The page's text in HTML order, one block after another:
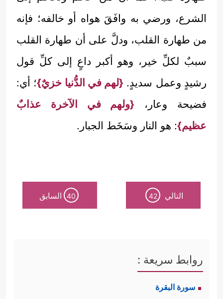
الشرع، ورضي به وافَقَ هواه أو خالفه؛ فإنه
من طهارة القلب، ودلَّ على أن طهارة القلب
سببٌ لكلِّ خير، وهو أكبر داعٍ إلى كلِّ قول
رشيدٍ وعمل سديدٍ. {لهم في الدُّنيا خزيٌ}؛ أي:
فضيحة وعار، {ولهم في الآخرة عذابٌ
عظيم}: هو النار وسَخَط الجبار.
التالي 42
40 السابق
روابط سريعة :
سورة البقرة